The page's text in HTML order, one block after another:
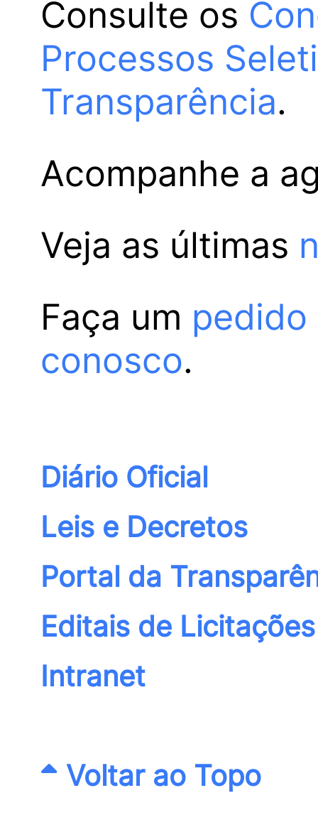
Consulte os
Processos
Transparência.
Acompanhe a
Veja as últimas
Faça um pedido
conosco.
Diário Oficial
Leis e Decretos
Portal da
Editais de Licitações
Intranet
Voltar ao Topo